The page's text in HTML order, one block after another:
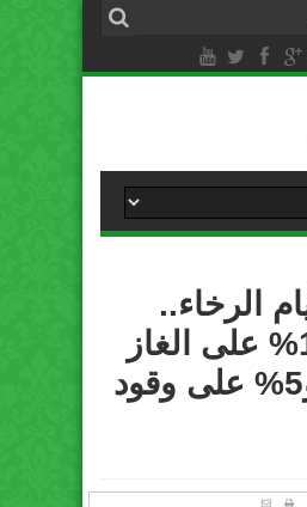
الرخاء..
زيادة 100% على الغاز
المنزلي و5% على وقود